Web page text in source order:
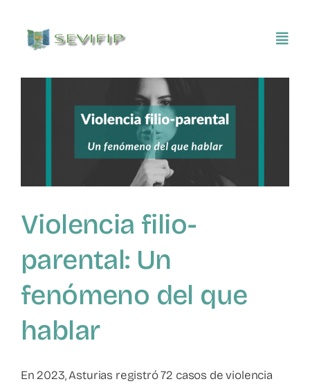
contenido
Asociarse
SEVIFIP CONECTA
Mapa de recursos
Observatorio VFP
Violencia filio-
parental: Un
fenómeno del que
hablar
En 2023, Asturias registró 72 casos de violencia